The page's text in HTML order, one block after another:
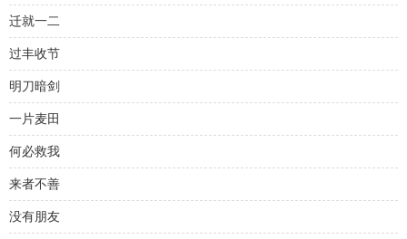
迁就一二
过丰收节
明刀暗剑
一片麦田
何必救我
来者不善
没有朋友